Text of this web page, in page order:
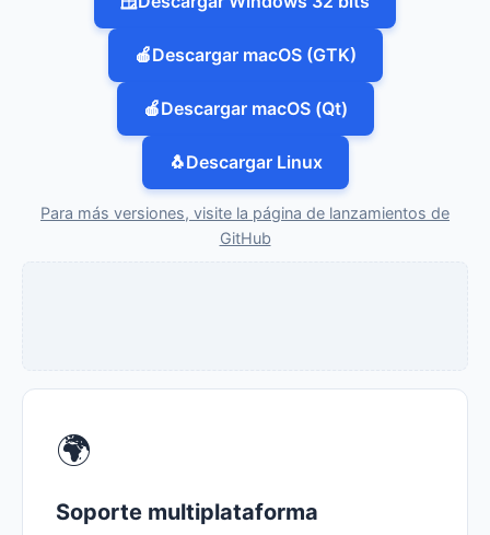
🍎Descargar macOS (GTK)
🍎Descargar macOS (Qt)
🐧Descargar Linux
Para más versiones, visite la página de lanzamientos de
GitHub
🌍
Soporte multiplataforma